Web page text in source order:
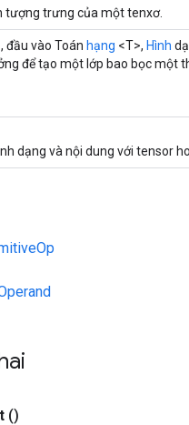
tượng trưng của một tenxơ.
, đầu vào Toán hạng <T>, Hình
để tạo một lớp bao bọc một
dạng và nội dung với tensor
()